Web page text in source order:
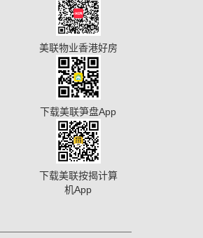
美联物业香港好房
下载美联笋盘App
下载美联按揭计算
机App